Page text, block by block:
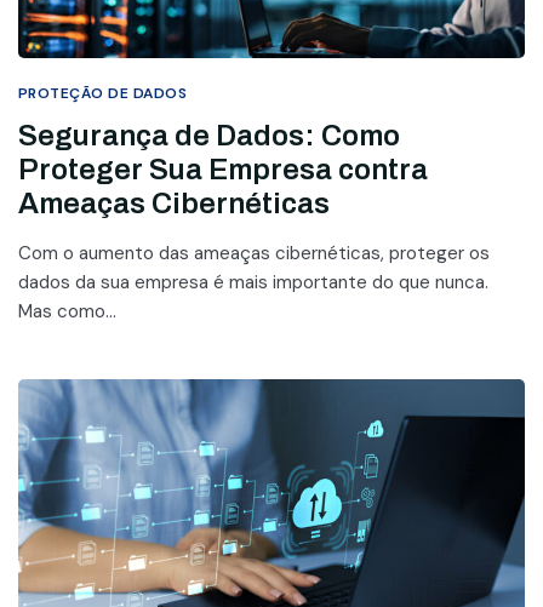
PROTEÇÃO DE DADOS
Segurança de Dados: Como
Proteger Sua Empresa contra
Ameaças Cibernéticas
Com o aumento das ameaças cibernéticas, proteger os
dados da sua empresa é mais importante do que nunca.
Mas como...